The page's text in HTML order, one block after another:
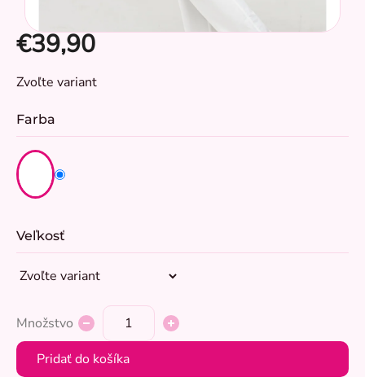
€39,90
Jednotková
Zvoľte variant
Farba
Veľkosť
Množstvo
Pridať do košíka